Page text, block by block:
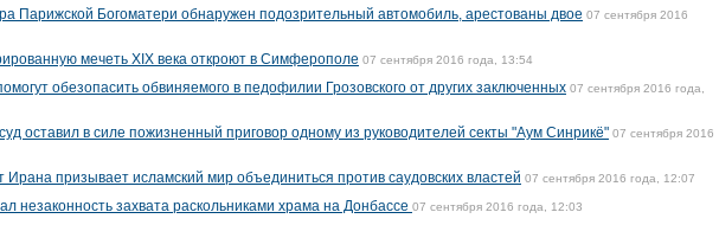
Парижской Богоматери обнаружен подозрительный автомобиль, арестованы двое 07 сентября 2016
мечеть XIX века откроют в Симферополе 07 сентября 2016 года, 13:54
обезопасить обвиняемого в педофилии Грозовского от других заключенных 07 сентября 2016 года,
оставил в силе пожизненный приговор одному из руководителей секты "Аум Синрикё" 07 сентября 2016
Ирана призывает исламский мир объединиться против саудовских властей 07 сентября 2016 года, 12:07
незаконность захвата раскольниками храма на Донбассе 07 сентября 2016 года, 12:03